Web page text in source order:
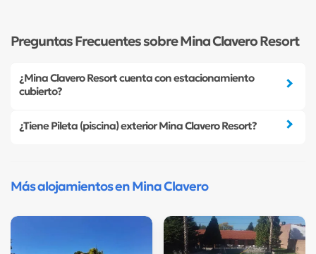
Preguntas Frecuentes sobre Mina Clavero Resort
¿Mina Clavero Resort cuenta con estacionamiento
cubierto?
¿Tiene Pileta (piscina) exterior Mina Clavero Resort?
Más alojamientos en Mina Clavero